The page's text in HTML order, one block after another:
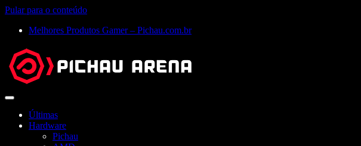
Pular para o conteúdo
Melhores Produtos Gamer – Pichau.com.br
Abrir
Últimas
Hardware
Pichau